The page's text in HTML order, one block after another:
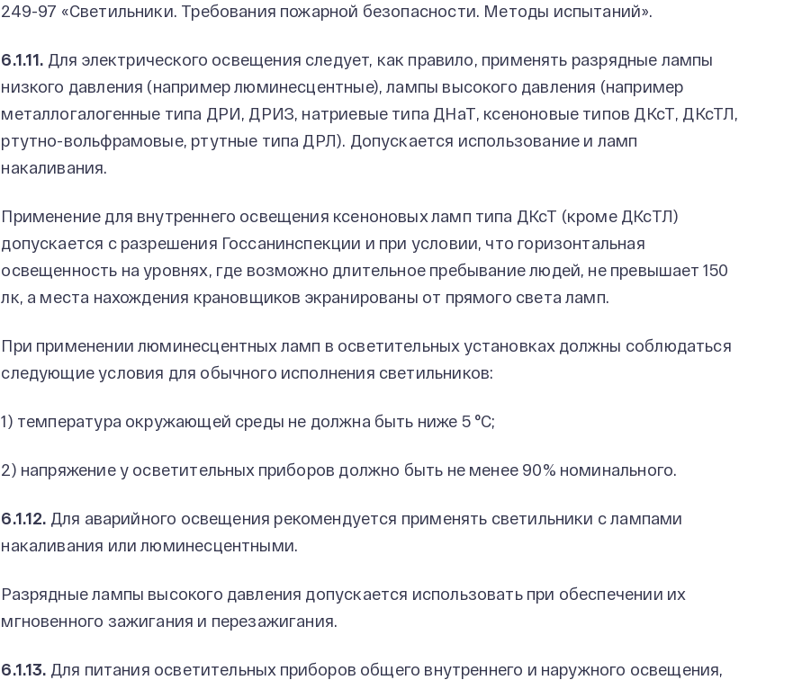
249-97 «Светильники. Требования пожарной безопасности. Методы испытаний».
6.1.11. Для электрического освещения следует, как правило, применять разрядные лампы
низкого давления (например люминесцентные), лампы высокого давления (например
металлогалогенные типа ДРИ, ДРИЗ, натриевые типа ДНаТ, ксеноновые типов ДКсТ, ДКсТЛ,
ртутно-вольфрамовые, ртутные типа ДРЛ). Допускается использование и ламп
накаливания.
Применение для внутреннего освещения ксеноновых ламп типа ДКсТ (кроме ДКсТЛ)
допускается с разрешения Госсанинспекции и при условии, что горизонтальная
освещенность на уровнях, где возможно длительное пребывание людей, не превышает 150
лк, а места нахождения крановщиков экранированы от прямого света ламп.
При применении люминесцентных ламп в осветительных установках должны соблюдаться
следующие условия для обычного исполнения светильников:
1) температура окружающей среды не должна быть ниже 5 °С;
2) напряжение у осветительных приборов должно быть не менее 90% номинального.
6.1.12. Для аварийного освещения рекомендуется применять светильники с лампами
накаливания или люминесцентными.
Разрядные лампы высокого давления допускается использовать при обеспечении их
мгновенного зажигания и перезажигания.
6.1.13. Для питания осветительных приборов общего внутреннего и наружного освещения,